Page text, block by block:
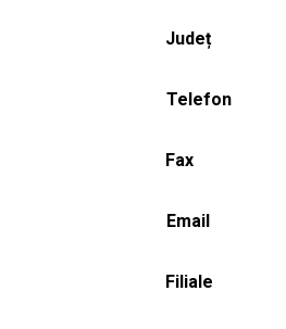
Județ
Telefon
Fax
Email
Filiale